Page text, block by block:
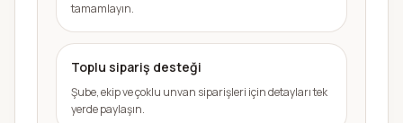
tamamlayın.
Toplu sipariş desteği
Şube, ekip ve çoklu unvan siparişleri için detayları tek
yerde paylaşın.